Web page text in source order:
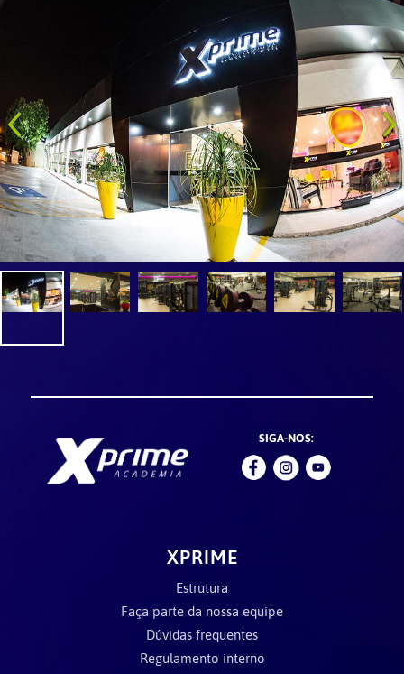
SIGA-NOS:
XPRIME
Estrutura
Faça parte da nossa equipe
Dúvidas frequentes
Regulamento interno